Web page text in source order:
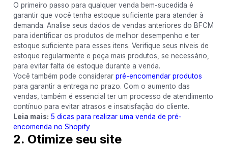
O primeiro passo para qualquer venda bem-sucedida é
garantir que você tenha estoque suficiente para atender à
demanda. Analise seus dados de vendas anteriores do BFCM
para identificar os produtos de melhor desempenho e ter
estoque suficiente para esses itens. Verifique seus níveis de
estoque regularmente e peça mais produtos, se necessário,
para evitar falta de estoque durante a venda.
Você também pode considerar pré-encomendar produtos
para garantir a entrega no prazo. Com o aumento das
vendas, também é essencial ter um processo de atendimento
contínuo para evitar atrasos e insatisfação do cliente.
Leia mais: 5 dicas para realizar uma venda de pré-
encomenda no Shopify
2. Otimize seu site